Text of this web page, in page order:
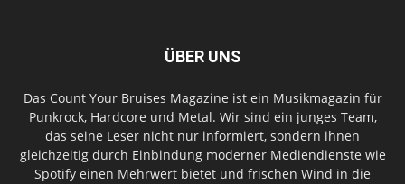
ÜBER UNS
Das Count Your Bruises Magazine ist ein Musikmagazin für
Punkrock, Hardcore und Metal. Wir sind ein junges Team,
das seine Leser nicht nur informiert, sondern ihnen
gleichzeitig durch Einbindung moderner Mediendienste wie
Spotify einen Mehrwert bietet und frischen Wind in die